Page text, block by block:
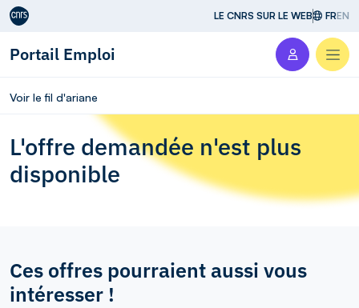
Aller au contenu LE CNRS SUR LE WEB FREN
Portail Emploi
Voir le fil d'ariane
L'offre demandée n'est plus
disponible
Ces offres pourraient aussi vous
intéresser !